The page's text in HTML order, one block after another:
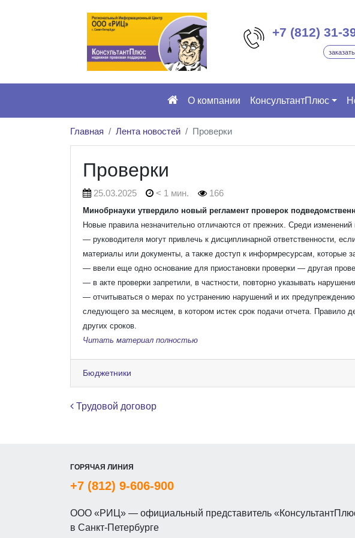
+7 (812) 31-
О компании КонсультантПлюс
Главная Лента новостей Проверки
Проверки
25.03.2025 < 1 мин. 166
Минобрнауки утвердило новый регламент проверок
Новые правила незначительно отличаются от прежних. Среди изменений
— руководителя могут привлечь к дисциплинарной ответственности,
материалы или документы, а также доступ к информресурсам, которые
— ввели еще одно основание для приостановки проверки — другая
— в акте проверки запретили, в частности, повторно указывать
— отчитываться о мерах по устранению нарушений и их
следующего за месяцем, в котором истек срок подачи отчета. Правило
других сроков.
Читать материал полностью
Бюджетники
Навигация по записям
Трудовой договор
ГОРЯЧАЯ ЛИНИЯ
+7 (812) 9-606-900
ООО «РИЦ» — официальный представитель
в Санкт-Петербурге